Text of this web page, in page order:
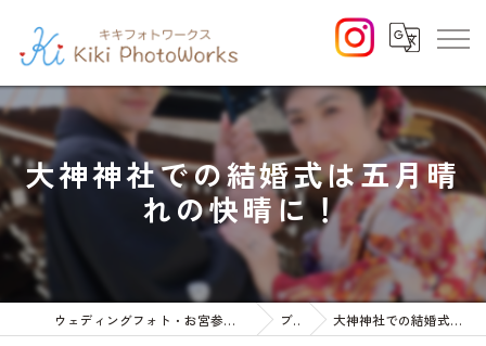
大神神社での結婚式は五月晴
れの快晴に！
ウェディングフォト・お宮参りや七五三等のファミリーフォト ブログ 大神神社での結婚式は五月晴れの快晴に！